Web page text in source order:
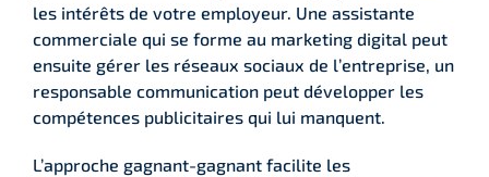
les intérêts de votre employeur. Une assistante
commerciale qui se forme au marketing digital peut
ensuite gérer les réseaux sociaux de l’entreprise, un
responsable communication peut développer les
compétences publicitaires qui lui manquent.
L’approche gagnant-gagnant facilite les